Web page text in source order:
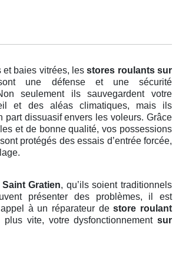
et baies vitrées, lesstores roulants sur
une défense et une sécurité
seulement ils sauvegardent votre
et des aléas climatiques, mais ils
part dissuasif envers les voleurs. Grâce
et de bonne qualité, vos possessions
protégés des essais d’entrée forcée,
Gratien, qu’ils soient traditionnels
présenter des problèmes, il est
à un réparateur destore roulant
plus vite, votre dysfonctionnement sur